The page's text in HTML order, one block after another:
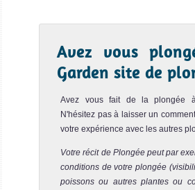
Avez vous
Garden site de
Avez vous fait de la plongée
N'hésitez pas à laisser un
votre expérience avec les autres
Votre récit de Plongée peut par
conditions de votre plongée
poissons ou autres plantes ou